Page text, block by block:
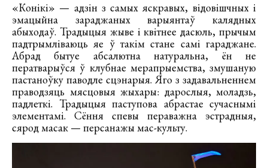
«Конікі» — адзін з самых яскравых, відовішчных і
эмацыйна зараджаных варыянтаў калядных
абыходаў. Традыцыя жыве і квітнее дасюль, прычым
падтрымліваюць яе ў такім стане самі гараджане.
Абрад бытуе абсалютна натуральна, ён не
ператварыўся ў клубнае мерапрыемства, змушаную
пастаноўку паводле сцэнарыя. Яго з задавальненнем
праводзяць мясцовыя жыхары: дарослыя, моладзь,
падлеткі. Традыцыя паступова абрастае сучаснымі
элементамі. Сёння спевы пераважна эстрадныя,
сярод масак — персанажы мас-культу.